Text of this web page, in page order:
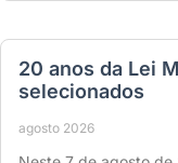
20 anos da Lei
selecionados
agosto 2026